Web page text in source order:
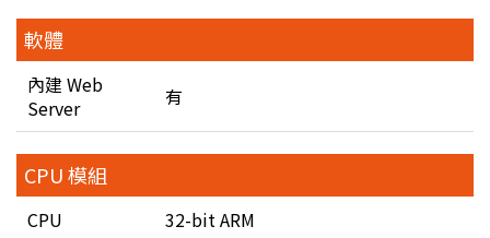
軟體
內建 Web
Server
有
CPU 模組
CPU
32-bit ARM